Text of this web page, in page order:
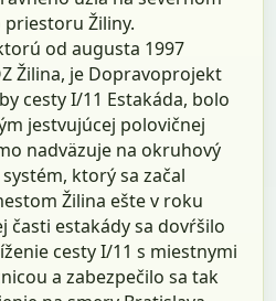
Žiliny.
od augusta 1997
Žilina, je Dopravoprojekt
cesty I/11 Estakáda, bolo
jestvujúcej polovičnej
nadväzuje na okruhový
ktorý sa začal
Žilina ešte v roku
časti estakády sa dovŕšilo
cesty I/11 s miestnymi
a zabezpečilo sa tak